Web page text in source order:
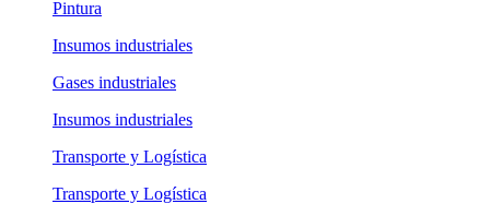
Pintura
Insumos industriales
Gases industriales
Insumos industriales
Transporte y Logística
Transporte y Logística